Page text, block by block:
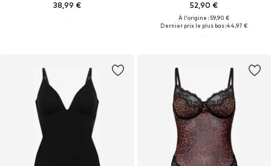
38,99 € 52,90 €
À l'origine : 59,90 €
Dernier prix le plus bas :44,97 €